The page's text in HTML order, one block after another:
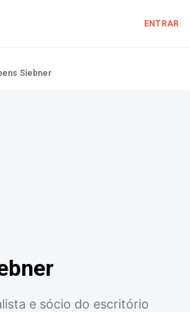
ENTRAR
Siebner
e sócio do escritório